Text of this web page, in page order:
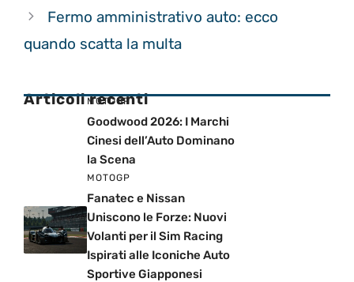
Fermo amministrativo auto: ecco
quando scatta la multa
Articoli recenti
MOTOGP
Goodwood 2026: I Marchi
Cinesi dell’Auto Dominano
la Scena
MOTOGP
Fanatec e Nissan
Uniscono le Forze: Nuovi
Volanti per il Sim Racing
Ispirati alle Iconiche Auto
Sportive Giapponesi